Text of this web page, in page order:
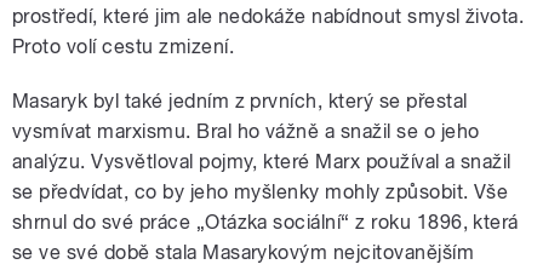
prostředí, které jim ale nedokáže nabídnout smysl života.
Proto volí cestu zmizení.
Masaryk byl také jedním z prvních, který se přestal
vysmívat marxismu. Bral ho vážně a snažil se o jeho
analýzu. Vysvětloval pojmy, které Marx používal a snažil
se předvídat, co by jeho myšlenky mohly způsobit. Vše
shrnul do své práce „Otázka sociální“ z roku 1896, která
se ve své době stala Masarykovým nejcitovanějším